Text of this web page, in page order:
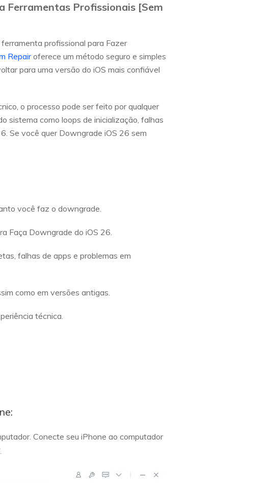
Ferramentas Profissionais [Sem
profissional para Fazer
Repairoferece um método seguro e simples
para uma versão do iOS mais confiável
o processo pode ser feito por qualquer
sistema como loops de inicialização, falhas
Se você quer Downgrade iOS 26 sem
você faz o downgrade.
Faça Downgrade do iOS 26.
falhas de apps e problemas em
como em versões antigas.
técnica.
Conecte seu iPhone ao computador